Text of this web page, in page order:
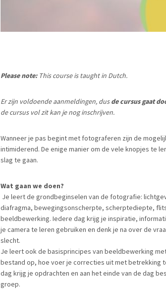
Please note: This course is taught in Dutch.
Er zijn voldoende aanmeldingen, dusde cursus gaat
de cursus vol zit kan je nog inschrijven.
Wanneer je pas begint met fotograferen zijn de
intimiderend. De enige manier om de vele knopjes te
slag te gaan.
Wat gaan we doen?
Je leert de grondbeginselen van de fotografie:
diafragma, bewegingsonscherpte, scherptediepte,
beeldbewerking. Iedere dag krijg je inspiratie,
je camera te leren gebruiken en denk je na over de
slecht.
Je leert ook de basisprincipes van beeldbewerking
bestand op, hoe voer je correcties uit met betrekking
dag krijg je opdrachten en aan het einde van de dag
groep.